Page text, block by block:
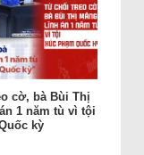
cờ, bà Bùi Thị
1 năm tù vì tội
kỳ